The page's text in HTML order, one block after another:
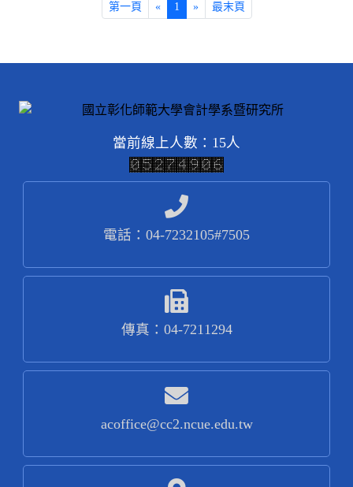
第一頁 « 1 » 最末頁
當前線上人數：15人
電話：04-7232105#7505
傳真：04-7211294
acoffice@cc2.ncue.edu.tw